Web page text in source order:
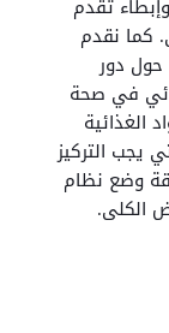
تقدم
كما نقدم
دور
في صحة
الغذائية
يجب التركيز
وضع نظام
الكلى.